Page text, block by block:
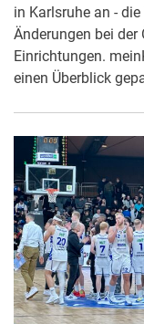
in Karlsruhe an -
Änderungen bei
Einrichtungen.
einen Überblick